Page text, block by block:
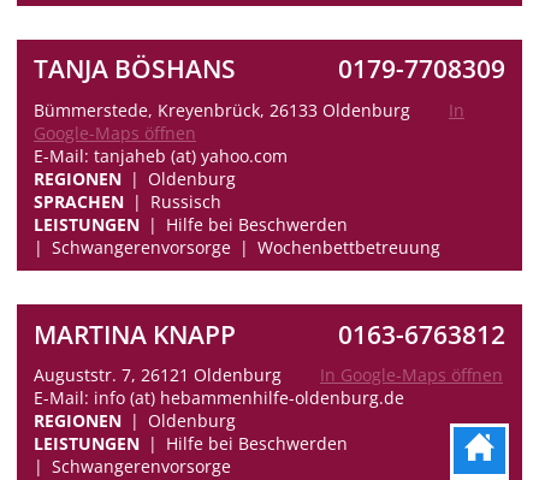
TANJA BÖSHANS 0179-7708309
Bümmerstede, Kreyenbrück, 26133 Oldenburg
In
Google-Maps öffnen
E-Mail: tanjaheb (at) yahoo.com
REGIONEN
Oldenburg
SPRACHEN
Russisch
LEISTUNGEN
Hilfe bei Beschwerden
Schwangerenvorsorge
Wochenbettbetreuung
MARTINA KNAPP 0163-6763812
Auguststr. 7, 26121 Oldenburg
In Google-Maps öffnen
E-Mail: info (at) hebammenhilfe-oldenburg.de
REGIONEN
Oldenburg
LEISTUNGEN
Hilfe bei Beschwerden
Schwangerenvorsorge